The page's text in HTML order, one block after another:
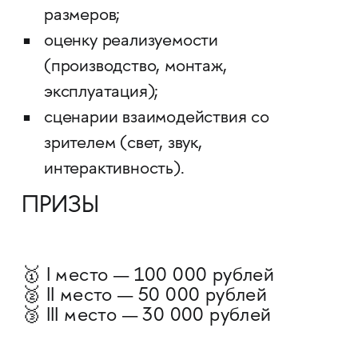
размеров;
оценку реализуемости
(производство, монтаж,
эксплуатация);
​​​​​​​сценарии взаимодействия со
зрителем (свет, звук,
интерактивность).
ПРИЗЫ
🥇 I место — 100 000 рублей
🥈 II место — 50 000 рублей
🥉 III место — 30 000 рублей